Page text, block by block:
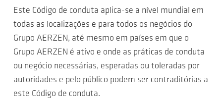
Este Código de conduta aplica-se a nível mundial em
todas as localizações e para todos os negócios do
Grupo AERZEN, até mesmo em países em que o
Grupo AERZEN é ativo e onde as práticas de conduta
ou negócio necessárias, esperadas ou toleradas por
autoridades e pelo público podem ser contraditórias a
este Código de conduta.